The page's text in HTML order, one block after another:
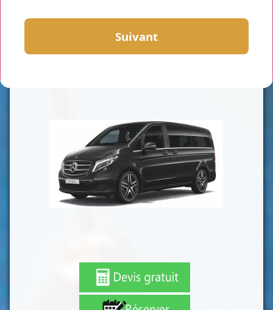
CLASSE VAN